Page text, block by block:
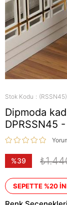
Stok Kodu (RSSN45)
Dipmoda
DPRSSN45
%39
SEPETTE %20